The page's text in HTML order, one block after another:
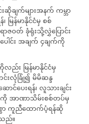
ချက်များအနက် ကမ္ဘာ
ြန်မာနိုင်ငံမှ စစ်
ဇဝတ် ခုံရုံးသို့လွှဲပြောင်း
ါင်း အချက် ၄ချက်ကို
ည်း မြန်မာနိုင်ငံမှ
းလုံခြုံ၍ မိမိဆန္ဒ
ာင်ပေးရန်၊ လူသားချင်း
ကို အာဏာသိမ်းစစ်တပ်မှ
ကူညီထောက်ပံ့ရန်ဆို
ည်။